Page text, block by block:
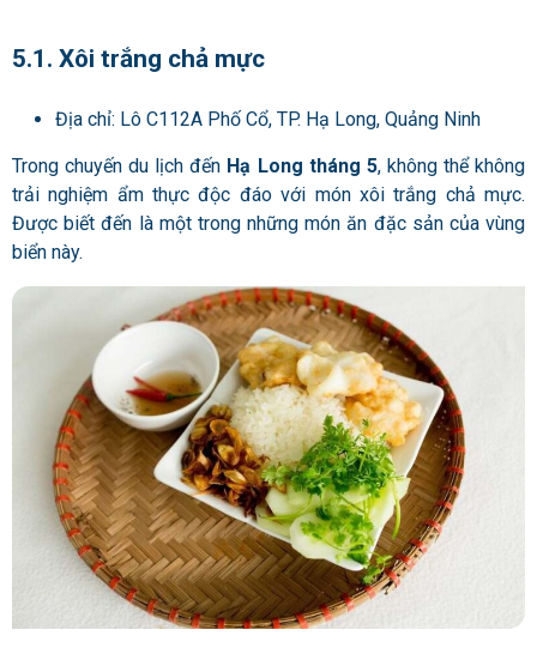
5.1. Xôi trắng chả mực
Địa chỉ: Lô C112A Phố Cổ, TP. Hạ Long, Quảng Ninh
Trong chuyến du lịch đến Hạ Long tháng 5, không thể không
trải nghiệm ẩm thực độc đáo với món xôi trắng chả mực.
Được biết đến là một trong những món ăn đặc sản của vùng
biển này.